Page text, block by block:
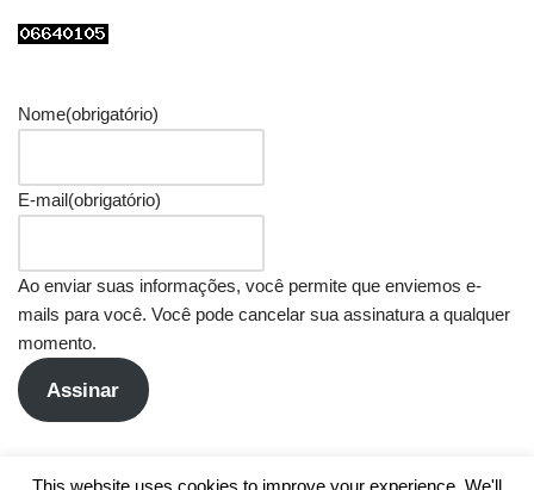
Nome(obrigatório)
E-mail(obrigatório)
Ao enviar suas informações, você permite que enviemos e-
mails para você. Você pode cancelar sua assinatura a qualquer
momento.
Assinar
This website uses cookies to improve your experience. We'll